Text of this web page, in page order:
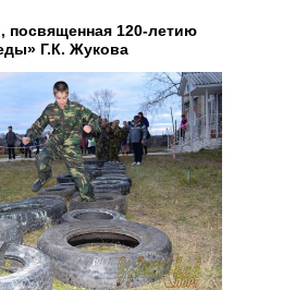
посвященная 120-летию
Г.К. Жукова